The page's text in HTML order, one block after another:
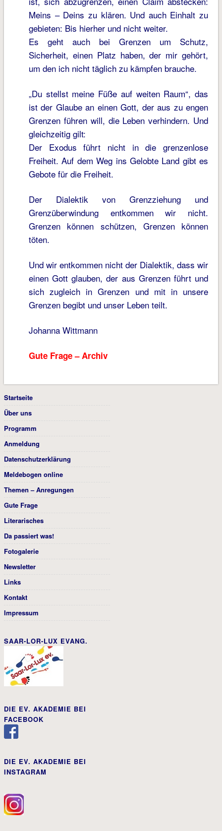
Meins – Deins zu klären. Und auch Einhalt zu
gebieten: Bis hierher und nicht weiter.
Es geht auch bei Grenzen um Schutz,
Sicherheit, einen Platz haben, der mir gehört,
um den ich nicht täglich zu kämpfen brauche.
„Du stellst meine Füße auf weiten Raum“, das
ist der Glaube an einen Gott, der aus zu engen
Grenzen führen will, die Leben verhindern. Und
gleichzeitig gilt:
Der Exodus führt nicht in die grenzenlose
Freiheit. Auf dem Weg ins Gelobte Land gibt es
Gebote für die Freiheit.
Der Dialektik von Grenzziehung und
Grenzüberwindung entkommen wir nicht.
Grenzen können schützen, Grenzen können
töten.
Und wir entkommen nicht der Dialektik, dass wir
einen Gott glauben, der aus Grenzen führt und
sich zugleich in Grenzen und mit in unsere
Grenzen begibt und unser Leben teilt.
Johanna Wittmann
Gute Frage – Archiv
Startseite
Über uns
Programm
Anmeldung
Datenschutzerklärung
Meldebogen online
Themen – Anregungen
Gute Frage
Literarisches
Da passiert was!
Fotogalerie
Newsletter
Links
Kontakt
Impressum
SAAR-LOR-LUX EVANG.
DIE EV. AKADEMIE BEI
FACEBOOK
DIE EV. AKADEMIE BEI
INSTAGRAM